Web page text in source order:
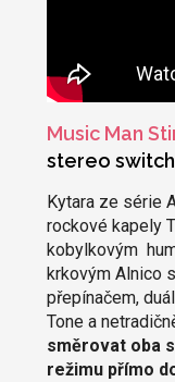
Music Man
stereo
Kytara ze série
rockové kapely
kobylkovým
krkovým Alnico
přepínačem,
Tone a
směrovat oba
režimu přímo